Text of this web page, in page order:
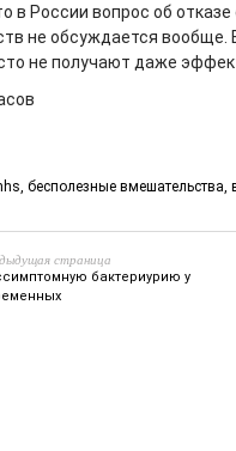
в России вопрос об
не обсуждается вообще.
не получают даже
, бесполезные вмешательства,
страница
бактериурию у